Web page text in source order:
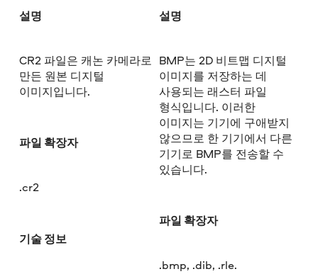
설명
CR2 파일은 캐논 카메라로
만든 원본 디지털
이미지입니다.
파일 확장자
.cr2
기술 정보
설명
BMP는 2D 비트맵 디지털
이미지를 저장하는 데
사용되는 래스터 파일
형식입니다. 이러한
이미지는 기기에 구애받지
않으므로 한 기기에서 다른
기기로 BMP를 전송할 수
있습니다.
파일 확장자
.bmp, .dib, .rle.